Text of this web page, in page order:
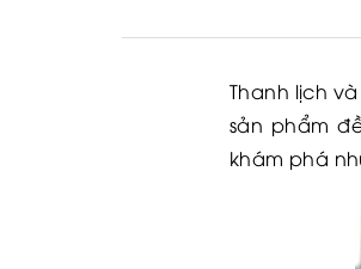
Thanh lịch
sản phẩm
khám phá